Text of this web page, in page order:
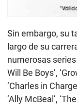
Sin embargo, su
largo de su
numerosas
Will Be Boys’,
‘Charles in
‘Ally McBeal’,